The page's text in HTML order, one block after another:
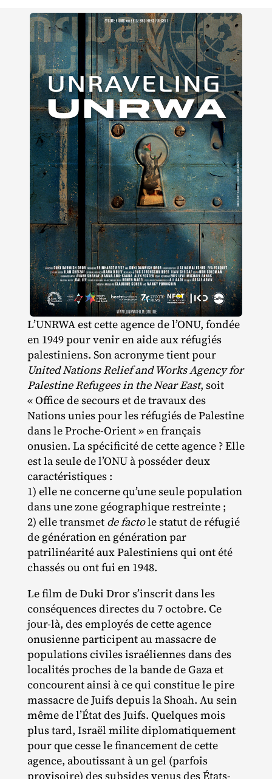
L’UNRWA est cette agence de l’ONU, fondée
en 1949 pour venir en aide aux réfugiés
palestiniens. Son acronyme tient pour
United Nations Relief and Works Agency for
Palestine Refugees in the Near East, soit
« Office de secours et de travaux des
Nations unies pour les réfugiés de Palestine
dans le Proche‐​Orient » en français
onusien. La spécificité de cette agence ? Elle
est la seule de l’ONU à posséder deux
caractéristiques :
1) elle ne concerne qu’une seule population
dans une zone géographique restreinte ;
2) elle transmet de factole statut de réfugié
de génération en génération par
patrilinéarité aux Palestiniens qui ont été
chassés ou ont fui en 1948.
Le film de Duki Dror s’inscrit dans les
conséquences directes du 7 octobre. Ce
jour‐​là, des employés de cette agence
onusienne participent au massacre de
populations civiles israéliennes dans des
localités proches de la bande de Gaza et
concourent ainsi à ce qui constitue le pire
massacre de Juifs depuis la Shoah. Au sein
même de l’État des Juifs. Quelques mois
plus tard, Israël milite diplomatiquement
pour que cesse le financement de cette
agence, aboutissant à un gel (parfois
provisoire) des subsides venus des États‐​